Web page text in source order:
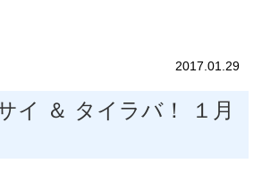
2017.01.29
イ ＆ タイラバ！ １月